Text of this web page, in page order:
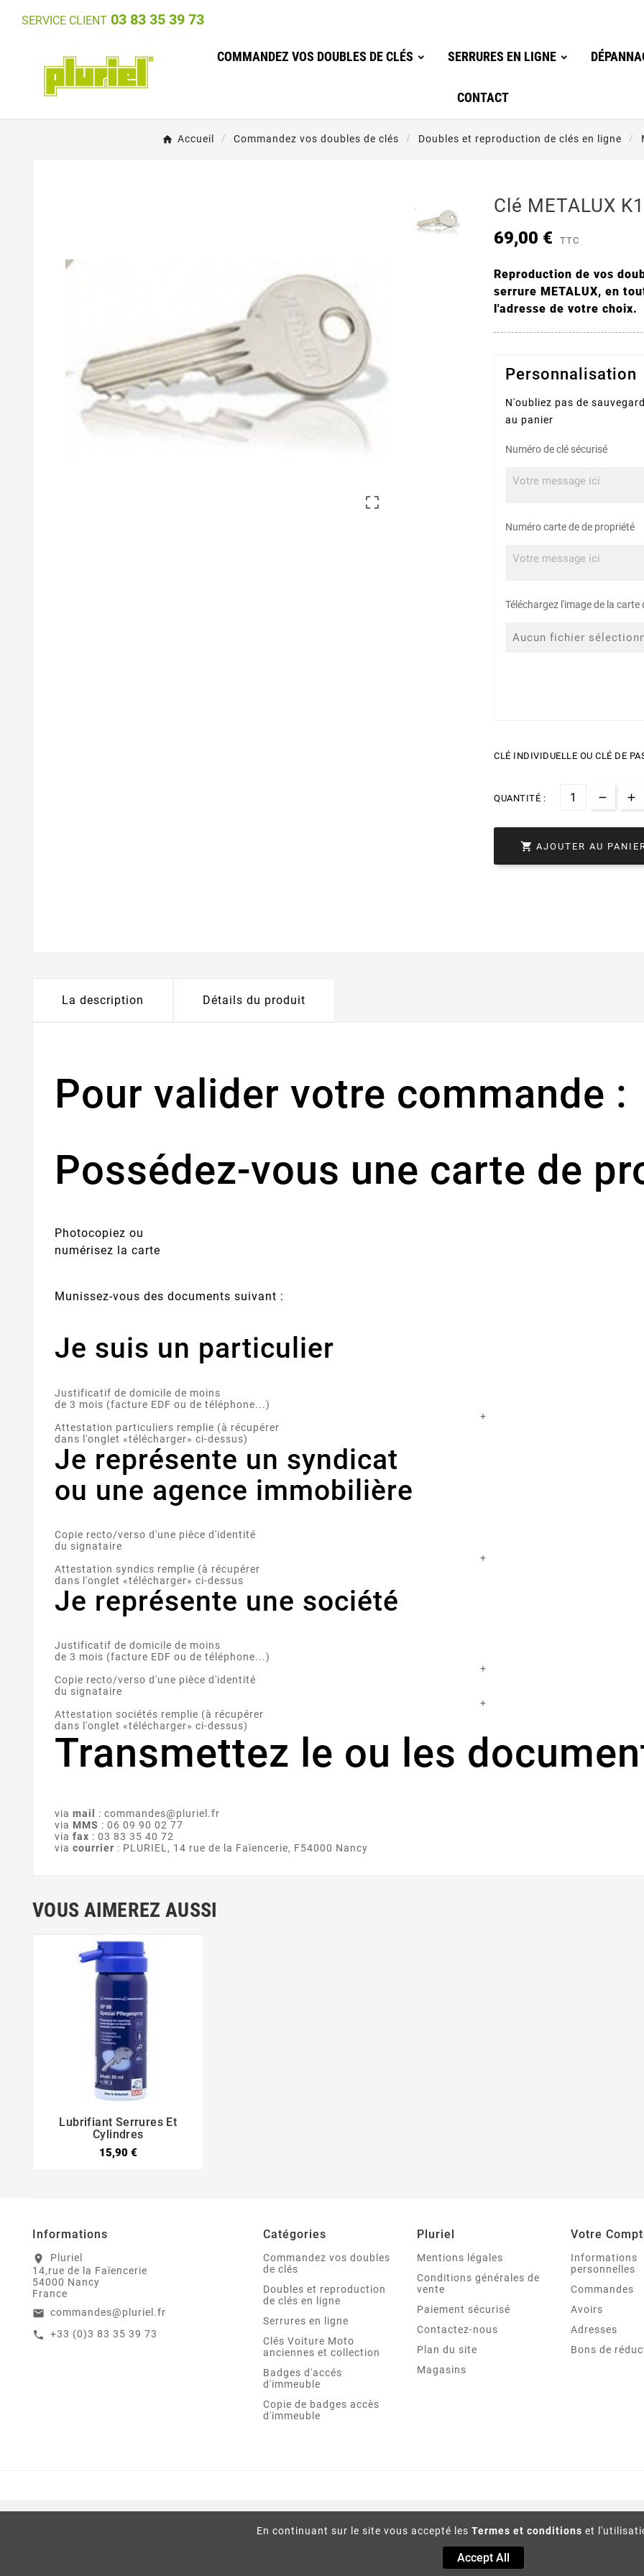
En continuant sur le site vous accepté les Termes et conditions et
Accept All
SERVICE CLIENT 03 83 35 39 73
COMMANDEZ VOS DOUBLES DE CLÉS SERRURES EN LIGNE
CONTACT
Accueil Commandez vos doubles de clés Doubles et reproduction de clés en ligne

Clé METALUX
69,00 € TTC
Reproduction de vos
serrure METALUX, en
l'adresse de votre choix.
Personnalisation
N'oubliez pas de
au panier
Numéro de clé sécurisé
Numéro carte de de propriété
Téléchargez l'image de la
Aucun fichier
CLÉ INDIVIDUELLE OU CLÉ DE
QUANTITÉ :
 AJOUTER AU
La description Détails du produit
Pour valider votre commande :
Possédez-vous une carte de
Photocopiez ou
numérisez la carte
Munissez-vous des documents suivant :
Je suis un particulier
Justificatif de domicile de moins
de 3 mois (facture EDF ou de téléphone...)
+
Attestation particuliers remplie (à récupérer
dans l'onglet «télécharger» ci-dessus)
Je représente un syndicat
ou une agence immobilière
Copie recto/verso d'une pièce d'identité
du signataire
+
Attestation syndics remplie (à récupérer
dans l'onglet «télécharger» ci-dessus
Je représente une société
Justificatif de domicile de moins
de 3 mois (facture EDF ou de téléphone...)
+
Copie recto/verso d'une pièce d'identité
du signataire
+
Attestation sociétés remplie (à récupérer
dans l'onglet «télécharger» ci-dessus)
Transmettez le ou les
via mail
: commandes@pluriel.fr
via MMS : 06 09 90 02 77
via fax : 03 83 35 40 72
via courrier : PLURIEL, 14 rue de la Faïencerie, F54000 Nancy
VOUS AIMEREZ AUSSI
 
Lubrifiant Serrures Et
Cylindres
15,90 €
Informations
location_on
Pluriel
14,rue de la Faïencerie
54000 Nancy
France
email commandes@pluriel.fr
call +33 (0)3 83 35 39 73
Catégories
Commandez vos doubles
de clés
Doubles et reproduction
de clés en ligne
Serrures en ligne
Clés Voiture Moto
anciennes et collection
Badges d'accés
d'immeuble
Copie de badges accès
d'immeuble
Pluriel
Mentions légales
Conditions générales de
vente
Paiement sécurisé
Contactez-nous
Plan du site
Magasins
Votre
Informations
personnelles
Commandes
Avoirs
Adresses
Bons de